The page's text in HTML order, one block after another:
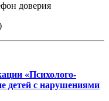
доверия
«Психолого-
детей с нарушениями